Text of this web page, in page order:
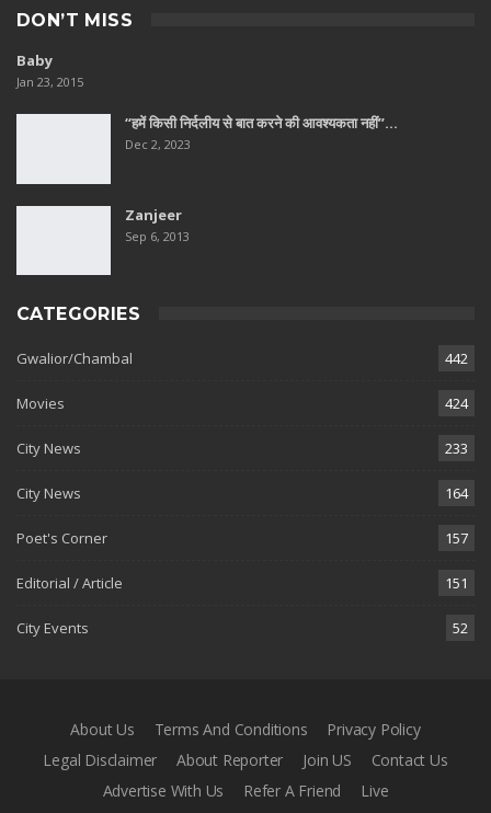
DON’T MISS
Baby
Jan 23, 2015
“हमें किसी निर्दलीय से बात करने की आवश्यकता नहीं”…
Dec 2, 2023
Zanjeer
Sep 6, 2013
CATEGORIES
Gwalior/Chambal 442
Movies 424
City News 233
City News 164
Poet's Corner 157
Editorial / Article 151
City Events 52
About Us Terms And Conditions
Privacy Policy
Legal Disclaimer
About Reporter Join US
Contact Us
Advertise With Us
Refer A Friend Live